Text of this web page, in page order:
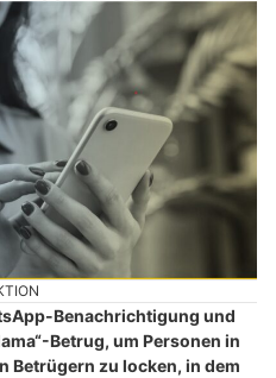
Benachrichtigung und
Betrug, um Personen in
Betrügern zu locken, in dem